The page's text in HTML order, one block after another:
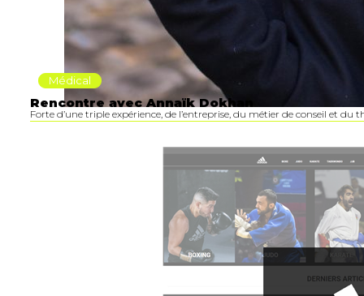
Médical
Rencontre avec Annaïk Dokhan
Forte d’une triple expérience, de l’entreprise, du métier de conseil et du